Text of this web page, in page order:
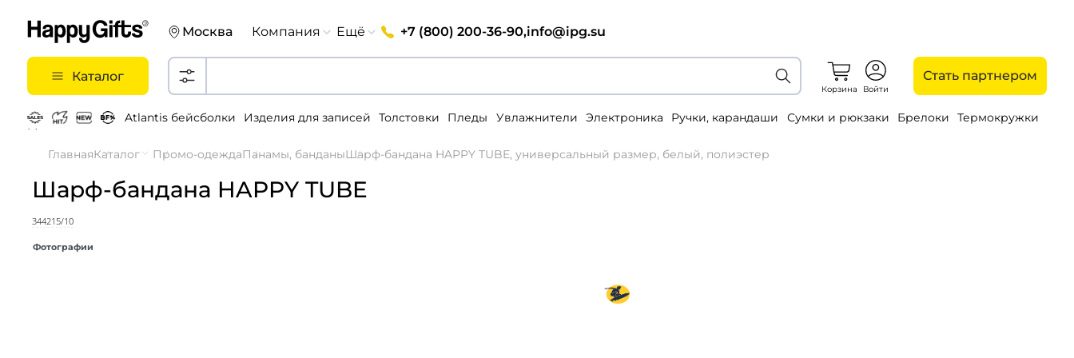
Москва Компания Ещё +7 (800) 200-36-90,info@ipg.su
Каталог
Корзина Войти
Стать партнером
Atlantis бейсболки Изделия для записей Толстовки Пледы Увлажнители Электроника Ручки, карандаши Сумки и рюкзаки Брелоки
Термокружки
Металлические ручки
ГлавнаяКаталог Промо-одеждаПанамы, банданыШарф-бандана HAPPY TUBE, универсальный размер, белый, полиэстер
Шарф-бандана HAPPY TUBE
344215/10
Фотографии